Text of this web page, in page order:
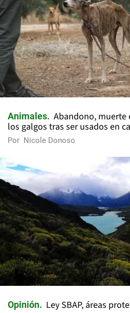
Animales
Abandono, muerte
los galgos tras ser usados en
Por Nicole Donoso
Opinión Ley SBAP, áreas